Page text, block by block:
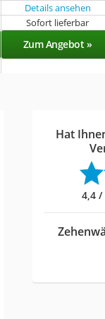
Details ansehen
Sofort lieferbar
Zum Angebot »
Hat
4,4 /